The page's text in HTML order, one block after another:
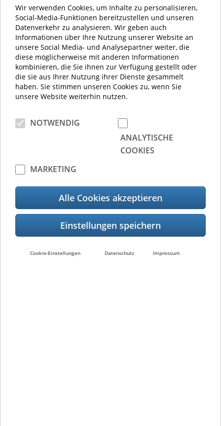
Beantwortung meiner Anfrage ein.*
* Pflichtfeld
Europäischer Hauptsitz von Toshiba Tec
Toshiba Tec Germany Imaging Systems
GmbH
Carl-Schurz-Str. 7
41460 Neuss
Tel: +49 2131 1245-0
Wir verwenden Cookies, um Inhalte zu personalisieren,
Social-Media-Funktionen bereitzustellen und unseren
Datenverkehr zu analysieren. Wir geben auch
Informationen über Ihre Nutzung unserer Website an
unsere Social Media- und Analysepartner weiter, die
diese möglicherweise mit anderen Informationen
kombinieren, die Sie ihnen zur Verfügung gestellt oder
die sie aus Ihrer Nutzung ihrer Dienste gesammelt
haben. Sie stimmen unseren Cookies zu, wenn Sie
unsere Website weiterhin nutzen.
NOTWENDIG
ANALYTISCHE
COOKIES
MARKETING
Alle Cookies akzeptieren
Cookie-Einstellungen Datenschutz Impressum